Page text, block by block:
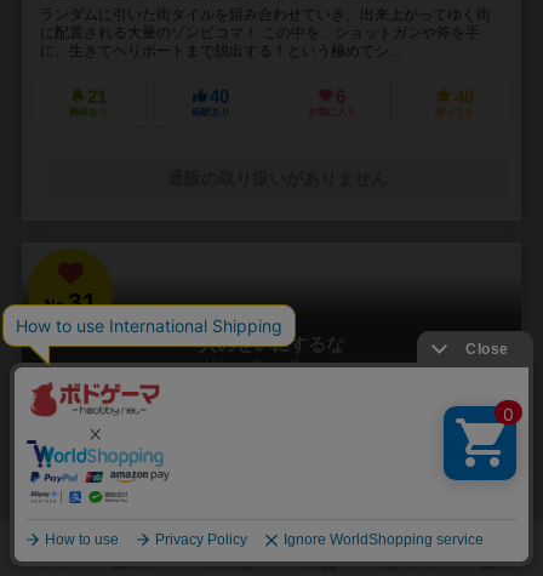
ランダムに引いた街タイルを組み合わせていき、出来上がってゆく街
に配置される大量のゾンビコマ！ この中を、ショットガンや斧を手
に、生きてヘリポートまで脱出する！という極めてシ...
21
興味あり
40
経験あり
6
お気に入り
49
持ってる
No.31
人のせいにするな
Hitono Seini Suruna
3～5人
責任をなすりつけろ！
「お前がやったんだろ！！」 やった覚えのないミスや罪を押し付けら